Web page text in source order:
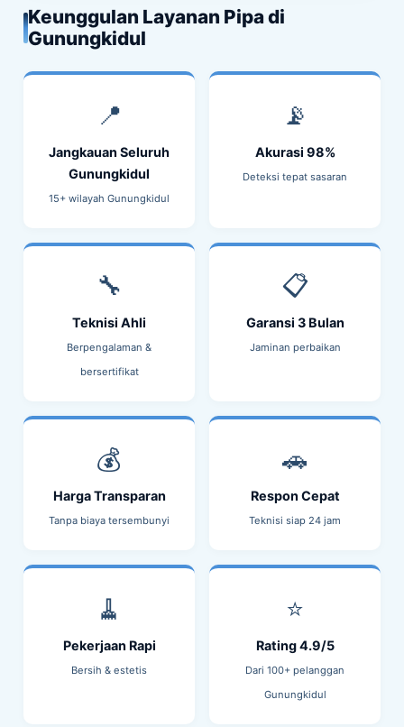
Keunggulan Layanan Pipa di
Gunungkidul
📍
Jangkauan Seluruh
Gunungkidul
15+ wilayah Gunungkidul
📡
Akurasi 98%
Deteksi tepat sasaran
🔧
Teknisi Ahli
Berpengalaman &
bersertifikat
📋
Garansi 3 Bulan
Jaminan perbaikan
💰
Harga Transparan
Tanpa biaya tersembunyi
🚗
Respon Cepat
Teknisi siap 24 jam
🧹
Pekerjaan Rapi
Bersih & estetis
⭐
Rating 4.9/5
Dari 100+ pelanggan
Gunungkidul